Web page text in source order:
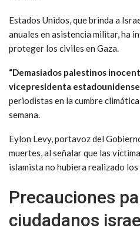
Estados Unidos, que brinda a
anuales en asistencia militar, ha
proteger los civiles en Gaza.
“Demasiados palestinos
vicepresidenta estadounidense
periodistas en la cumbre
semana.
Eylon Levy, portavoz del
muertes, al señalar que las
islamista no hubiera realizado
Precauciones
ciudadanos